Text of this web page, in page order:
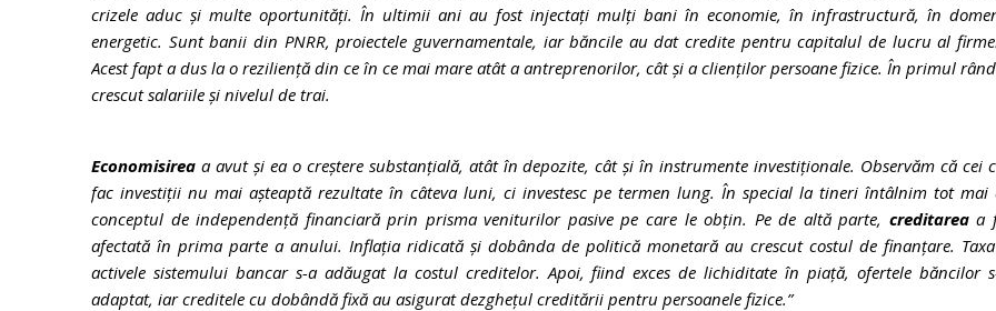
crizele aduc și multe oportunități. În ultimii ani au fost injectați mulți bani în economie, în infrastructură, în
energetic. Sunt banii din PNRR, proiectele guvernamentale, iar băncile au dat credite pentru capitalul de lucru al
Acest fapt a dus la o reziliență din ce în ce mai mare atât a antreprenorilor, cât și a clienților persoane fizice. În primul
crescut salariile și nivelul de trai.
Economisirea a avut și ea o creștere substanțială, atât în depozite, cât și în instrumente investiționale. Observăm că cei
fac investiții nu mai așteaptă rezultate în câteva luni, ci investesc pe termen lung. În special la tineri întâlnim tot mai
conceptul de independență financiară prin prisma veniturilor pasive pe care le obțin. Pe de altă parte, creditareaa
afectată în prima parte a anului. Inflația ridicată și dobânda de politică monetară au crescut costul de finanțare.
activele sistemului bancar s-a adăugat la costul creditelor. Apoi, fiind exces de lichiditate în piață, ofertele băncilor
adaptat, iar creditele cu dobândă fixă au asigurat dezghețul creditării pentru persoanele fizice.”